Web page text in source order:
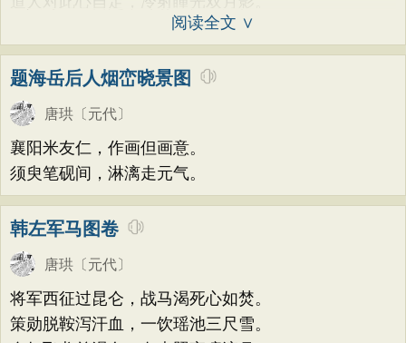
阅读全文 ∨
题海岳后人烟峦晓景图
唐珙 〔元代〕
襄阳米友仁，作画但画意。
须臾笔砚间，淋漓走元气。
韩左军马图卷
唐珙 〔元代〕
将军西征过昆仑，战马渴死心如焚。
策勋脱鞍泻汗血，一饮瑶池三尺雪。